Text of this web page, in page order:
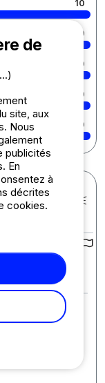
10
10
10
10
10
Parfait!!!
de
site, aux
Nous
publicités
En
à
décrites
cookies.